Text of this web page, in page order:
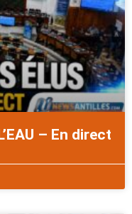
– En direct